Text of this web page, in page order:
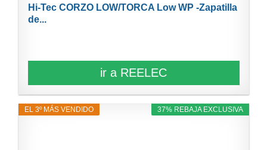
Hi-Tec CORZO LOW/TORCA Low WP -Zapatilla
de...
ir a REELEC
37% REBAJA EXCLUSIVA
EL 3º MÁS VENDIDO